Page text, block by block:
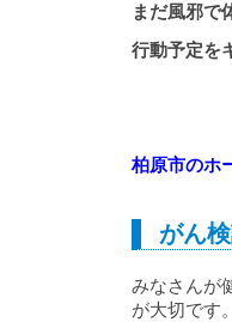
まだ風邪で
行動予定を
柏原市のホ
がん
みなさんが
が大切です。